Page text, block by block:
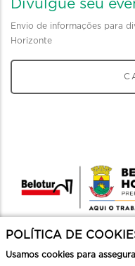
Divulgue seu
Envio de informações para
Horizonte
POLÍTICA DE
Usamos cookies para